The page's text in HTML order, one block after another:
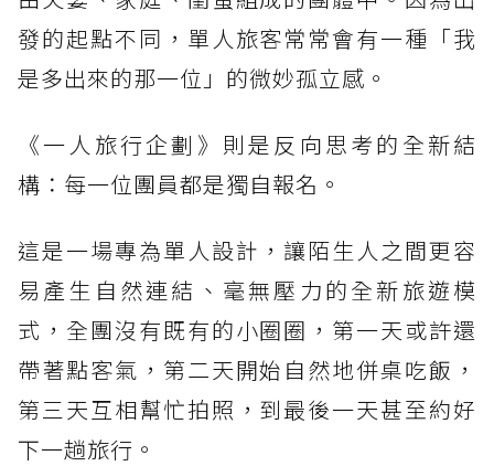
發的起點不同，單人旅客常常會有一種「我
是多出來的那一位」的微妙孤立感。
《一人旅行企劃》則是反向思考的全新結
構：每一位團員都是獨自報名。
這是一場專為單人設計，讓陌生人之間更容
易產生自然連結、毫無壓力的全新旅遊模
式，全團沒有既有的小圈圈，第一天或許還
帶著點客氣，第二天開始自然地併桌吃飯，
第三天互相幫忙拍照，到最後一天甚至約好
下一趟旅行。